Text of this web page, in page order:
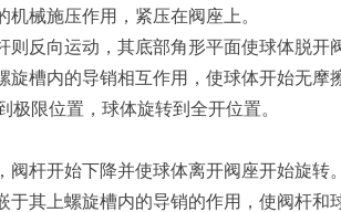
械施压作用，紧压在阀座上。
反向运动，其底部角形平面使球体脱开
槽内的导销相互作用，使球体开始无摩
极限位置，球体旋转到全开位置。
杆开始下降并使球体离开阀座开始旋转。
其上螺旋槽内的导销的作用，使阀杆和